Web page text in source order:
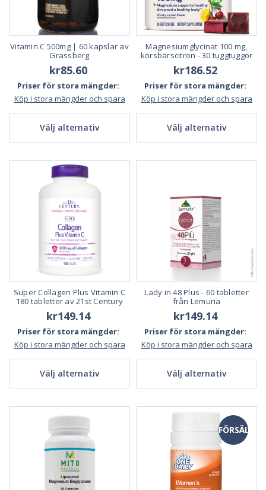
Vitamin C 500mg | 60 kapslar av
Grassberg
kr85.60
Priser för stora mängder:
Köp i stora mängder och spara
Välj alternativ
Magnesiumglycinat 100 mg,
körsbärscitron - 30 tuggtuggor
kr186.52
Priser för stora mängder:
Köp i stora mängder och spara
Välj alternativ
Super Collagen Plus Vitamin C
180 tabletter av 21st Century
kr149.14
Priser för stora mängder:
Köp i stora mängder och spara
Välj alternativ
Lady in 48 Plus - 60 tabletter
från Lemuria
kr149.14
Priser för stora mängder:
Köp i stora mängder och spara
Välj alternativ